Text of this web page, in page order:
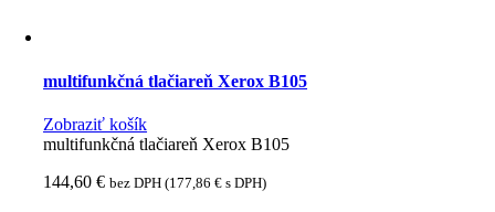
multifunkčná tlačiareň Xerox B105
Zobraziť košík
multifunkčná tlačiareň Xerox B105
144,60€ bez DPH (177,86€ s DPH)